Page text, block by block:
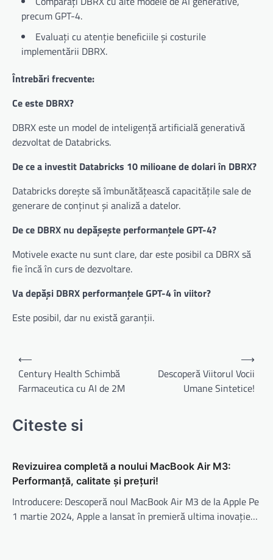
precum GPT-4.
Evaluați cu atenție beneficiile și costurile
implementării DBRX.
Întrebări frecvente:
Ce este DBRX?
DBRX este un model de inteligență artificială generativă
dezvoltat de Databricks.
De ce a investit Databricks 10 milioane de dolari în DBRX?
Databricks dorește să îmbunătățească capacitățile sale de
generare de conținut și analiză a datelor.
De ce DBRX nu depășește performanțele GPT-4?
Motivele exacte nu sunt clare, dar este posibil ca DBRX să
fie încă în curs de dezvoltare.
Va depăși DBRX performanțele GPT-4 în viitor?
Este posibil, dar nu există garanții.
Navigare
în
articole
⟵
Century Health Schimbă
Farmaceutica cu AI de 2M
Descoperă Viitorul Vocii
Umane Sintetice!
⟶
Citeste si
Revizuirea completă a noului MacBook Air M3:
Performanță, calitate și prețuri!
Introducere: Descoperă noul MacBook Air M3 de la Apple Pe
1 martie 2024, Apple a lansat în premieră ultima inovație…